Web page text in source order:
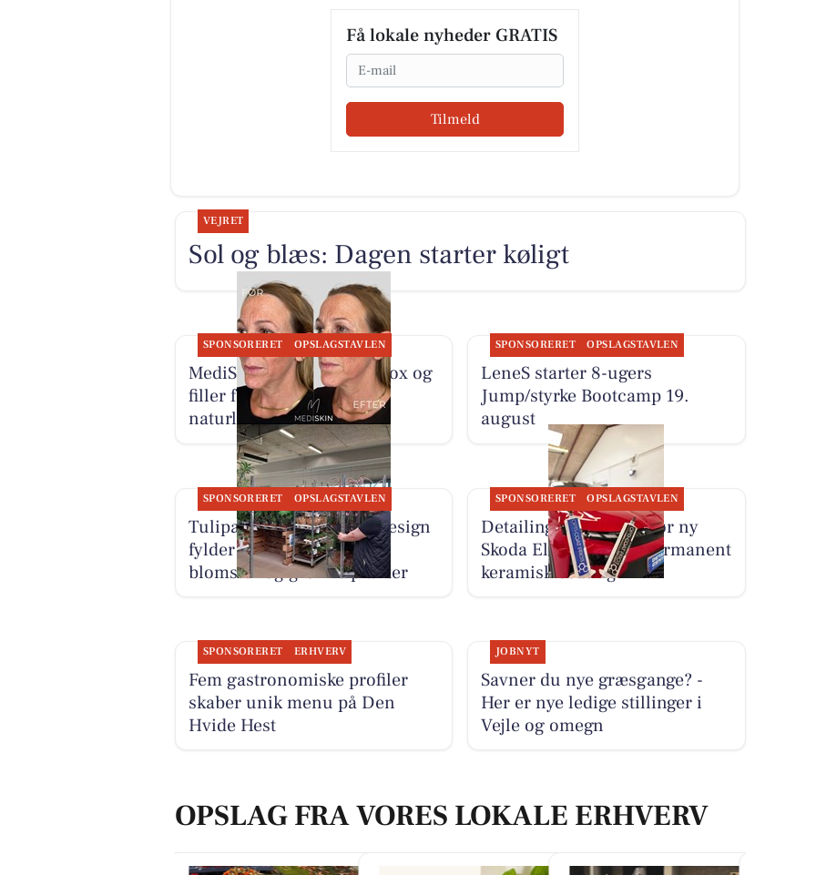
Få lokale nyheder GRATIS
Email
Tilmeld
VEJRET
Sol og blæs: Dagen starter køligt
SPONSORERET OPSLAGSTAVLEN
MediSkin kombinerer botox og
filler for harmoniske og
naturlige resultater
SPONSORERET OPSLAGSTAVLEN
LeneS starter 8-ugers
Jump/styrke Bootcamp 19.
august
SPONSORERET OPSLAGSTAVLEN
Tulipa Blomster & Havedesign
fylder butikken med nye
blomster og grønne planter
SPONSORERET OPSLAGSTAVLEN
Detailing Center klargør ny
Skoda Elroq RS med permanent
keramisk coating
SPONSORERET ERHVERV
Fem gastronomiske profiler
skaber unik menu på Den
Hvide Hest
JOBNYT
Savner du nye græsgange? -
Her er nye ledige stillinger i
Vejle og omegn
OPSLAG FRA VORES LOKALE ERHVERV